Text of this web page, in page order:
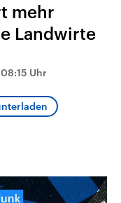
die Vereinigten
mächtigsten Ländern
großem Einfluss auf
mehr
Landwirte
Uhr